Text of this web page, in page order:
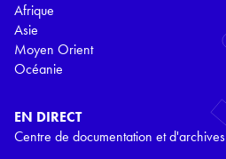
Afrique
Asie
Moyen Orient
Océanie
EN DIRECT
Centre de documentation et d'archives